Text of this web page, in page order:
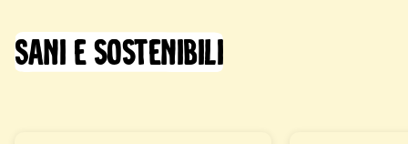
Sani e sostenibili